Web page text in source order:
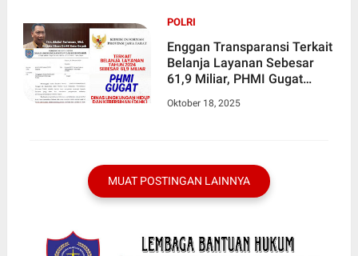
POLRI
Enggan Transparansi Terkait
Belanja Layanan Sebesar
61,9 Miliar, PHMI Gugat
Informasi, Ombudsman dan
Oktober 18, 2025
MUAT POSTINGAN LAINNYA